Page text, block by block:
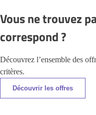
Vous ne trouvez
correspond ?
Découvrez l’ensemble des
critères.
Découvrir les offres